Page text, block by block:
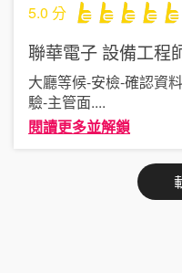
5.0 分
聯華電子 設備工程
大廳等候-安檢-確認資
驗-主管面....
閱讀更多並解鎖